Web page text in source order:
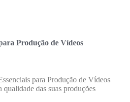
Produção de Vídeos
para Produção de Vídeos
das suas produções